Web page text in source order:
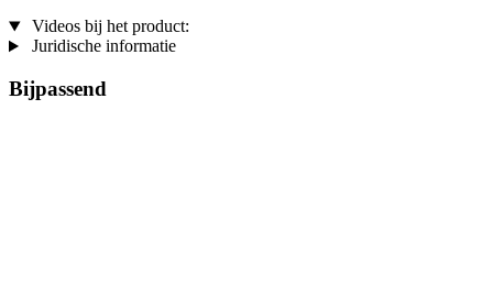
Videos bij het product:
Juridische informatie
Bijpassend